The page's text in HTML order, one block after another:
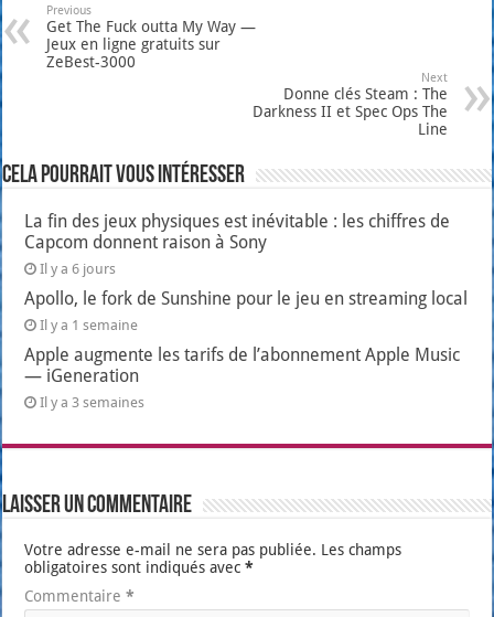
Previous
Get The Fuck outta My Way —
Jeux en ligne gratuits sur
ZeBest-3000
Next
Donne clés Steam : The
Darkness II et Spec Ops The
Line
Cela pourrait vous intéresser
La fin des jeux physiques est inévitable : les chiffres de
Capcom donnent raison à Sony
Il y a 6 jours
Apollo, le fork de Sunshine pour le jeu en streaming local
Il y a 1 semaine
Apple augmente les tarifs de l’abonnement Apple Music
— iGeneration
Il y a 3 semaines
Laisser un commentaire
Votre adresse e-mail ne sera pas publiée. Les champs
obligatoires sont indiqués avec*
Commentaire*